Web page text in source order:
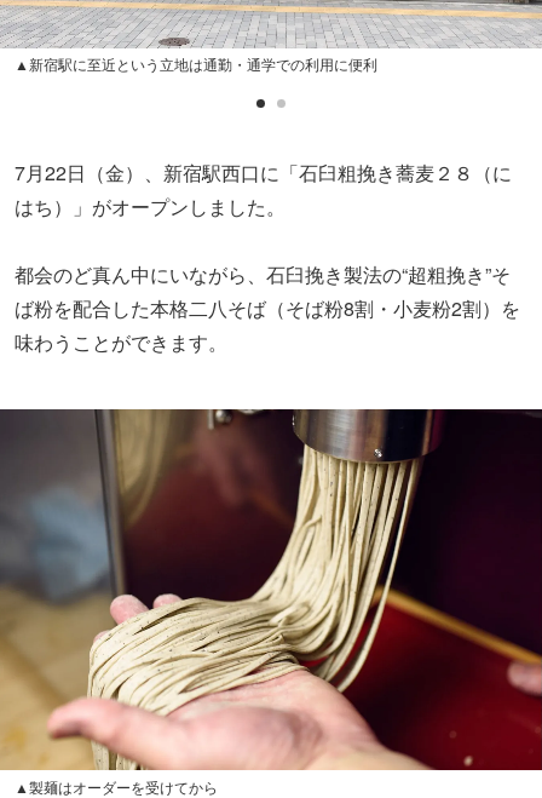
▲新宿駅に至近という立地は通勤・通学での利用に便利
7月22日（金）、新宿駅西口に「石臼粗挽き蕎麦２８（に
はち）」がオープンしました。
都会のど真ん中にいながら、石臼挽き製法の“超粗挽き”そ
ば粉を配合した本格二八そば（そば粉8割・小麦粉2割）を
味わうことができます。
▲製麺はオーダーを受けてから